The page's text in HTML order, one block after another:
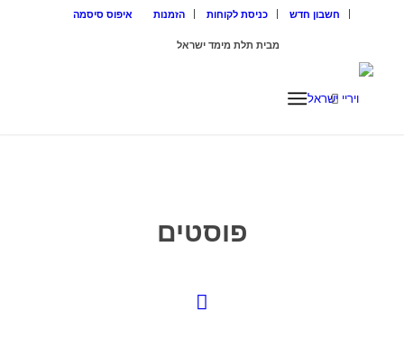
חשבון חדש כניסת לקוחות הזמנות איפוס סיסמה
מבית תלת מימד ישראל
פוסטים